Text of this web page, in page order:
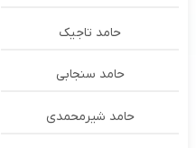
حامد تاجیک
حامد سنجابی
حامد شیرمحمدی